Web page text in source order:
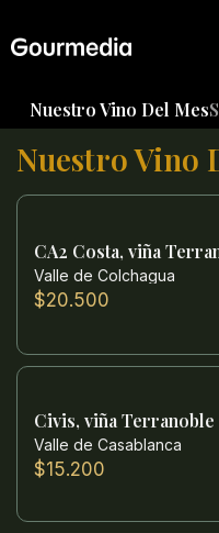
content
Nuestro Vino Del Mes
Nuestro Vino
CA2 Costa, viña
Valle de Colchagua
$20.500
Civis, viña Terranoble
Valle de Casablanca
$15.200